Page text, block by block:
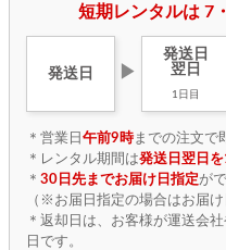
短期レンタルは 7
発送日 ▶
発送日
翌日
1日目
＊営業日 午前9時までの注文で
＊レンタル期間は発送日翌日を
＊ 30日先までお届け日指定が
（※お届日指定の場合はお届
＊返却日は、お客様が運送会
日です。